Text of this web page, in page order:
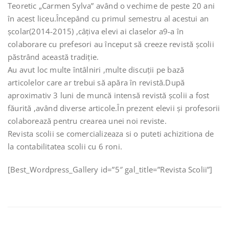
Teoretic „Carmen Sylva” având o vechime de peste 20 ani
în acest liceu.Începând cu primul semestru al acestui an
școlar(2014-2015) ,câțiva elevi ai claselor a9-a în
colaborare cu prefesori au început să creeze revistă școlii
păstrând această tradiție.
Au avut loc multe întâlniri ,multe discuții pe bază
articolelor care ar trebui să apăra în revistă.După
aproximativ 3 luni de muncă intensă revistă școlii a fost
făurită ,având diverse articole.În prezent elevii și profesorii
colaborează pentru crearea unei noi reviste.
Revista scolii se comercializeaza si o puteti achizitiona de
la contabilitatea scolii cu 6 roni.
[Best_Wordpress_Gallery id=”5″ gal_title=”Revista Scolii”]